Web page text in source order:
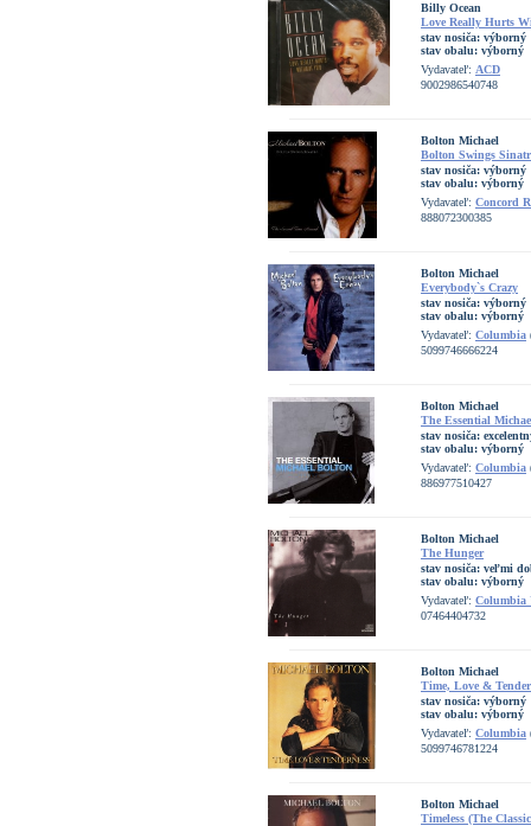
Billy Ocean
Love Really Hurts
stav nosiča: výborný
stav obalu: výborný
Vydavateľ: ACD
9002986540748
Bolton Michael
Bolton Swings
stav nosiča: výborný
stav obalu: výborný
Vydavateľ: Concord
888072300385
Bolton Michael
Everybody`s Crazy
stav nosiča: výborný
stav obalu: výborný
Vydavateľ: Columbia
5099746666224
Bolton Michael
The Essential
stav nosiča:
stav obalu: výborný
Vydavateľ: Columbia
886977510427
Bolton Michael
The Hunger
stav nosiča: veľmi
stav obalu: výborný
Vydavateľ: Columbia
07464404732
Bolton Michael
Time, Love &
stav nosiča: výborný
stav obalu: výborný
Vydavateľ: Columbia
5099746781224
Bolton Michael
Timeless (The